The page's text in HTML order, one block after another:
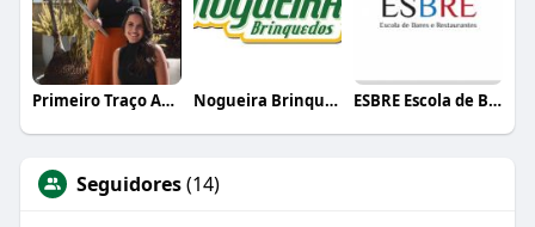
Primeiro Traço Arquitetura Nogueira Brinquedos ESBRE Escola de Bares e Restaurantes
Seguidores(14)